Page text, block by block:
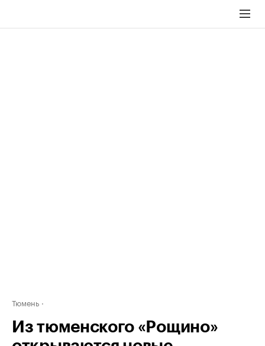
Тюмень
Из тюменского «Рощино»